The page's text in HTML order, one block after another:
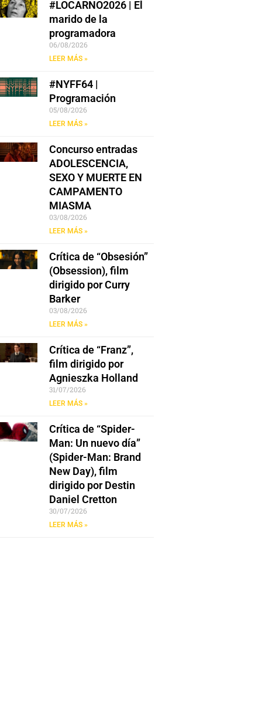
#LOCARNO2026 | El
marido de la
programadora
06/08/2026
LEER MÁS »
#NYFF64 |
Programación
05/08/2026
LEER MÁS »
Concurso entradas
ADOLESCENCIA,
SEXO Y MUERTE EN
CAMPAMENTO
MIASMA
03/08/2026
LEER MÁS »
Crítica de “Obsesión”
(Obsession), film
dirigido por Curry
Barker
03/08/2026
LEER MÁS »
Crítica de “Franz”,
film dirigido por
Agnieszka Holland
31/07/2026
LEER MÁS »
Crítica de “Spider-
Man: Un nuevo día”
(Spider-Man: Brand
New Day), film
dirigido por Destin
Daniel Cretton
30/07/2026
LEER MÁS »